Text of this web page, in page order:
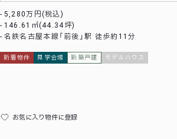
5,280万円(税込)
146.61㎡(44.34坪)
名鉄名古屋本線「前後」駅 徒歩約11分
新着物件 見学会場 新築戸建 モデルハウス
お気に入り物件に登録